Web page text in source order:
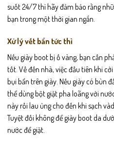
suốt 24/7 thì hãy đảm bảo rằng
bạn trong một thời gian ngắn.
Xử lý vết bẩn tức thì
Nếu giày boot bị ố vàng, bạn cần
tốt. Về đến nhà, việc đầu tiên khi
bụi bẩn trên giày. Nếu giày có bùn
thể dùng bột giặt pha loãng với
này rồi lau ủng cho đến khi sạch
Tuyệt đối không để giày boot da
nước để giặt.